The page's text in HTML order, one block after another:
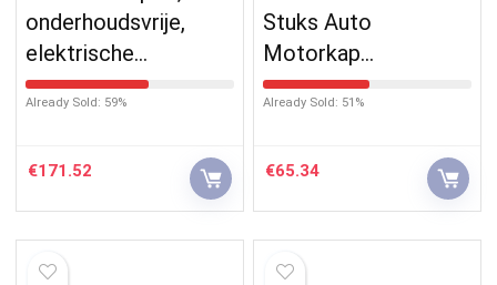
onderhoudsvrije,
elektrische…
Already Sold: 59%
€171.52
Stuks Auto
Motorkap…
Already Sold: 51%
€65.34